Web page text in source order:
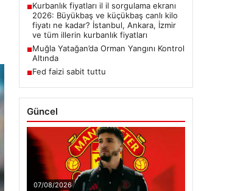
■Kurbanlık fiyatları il il sorgulama ekranı
2026: Büyükbaş ve küçükbaş canlı kilo
fiyatı ne kadar? İstanbul, Ankara, İzmir
ve tüm illerin kurbanlık fiyatları
■Muğla Yatağan’da Orman Yangını Kontrol
Altında
■Fed faizi sabit tuttu
Güncel
07/08/2026